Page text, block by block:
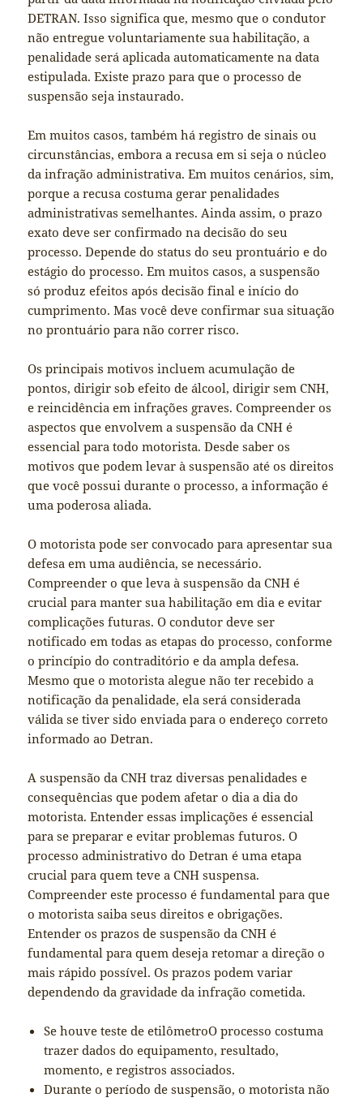
DETRAN. Isso significa que, mesmo que o condutor
não entregue voluntariamente sua habilitação, a
penalidade será aplicada automaticamente na data
estipulada. Existe prazo para que o processo de
suspensão seja instaurado.
Em muitos casos, também há registro de sinais ou
circunstâncias, embora a recusa em si seja o núcleo
da infração administrativa. Em muitos cenários, sim,
porque a recusa costuma gerar penalidades
administrativas semelhantes. Ainda assim, o prazo
exato deve ser confirmado na decisão do seu
processo. Depende do status do seu prontuário e do
estágio do processo. Em muitos casos, a suspensão
só produz efeitos após decisão final e início do
cumprimento. Mas você deve confirmar sua situação
no prontuário para não correr risco.
Os principais motivos incluem acumulação de
pontos, dirigir sob efeito de álcool, dirigir sem CNH,
e reincidência em infrações graves. Compreender os
aspectos que envolvem a suspensão da CNH é
essencial para todo motorista. Desde saber os
motivos que podem levar à suspensão até os direitos
que você possui durante o processo, a informação é
uma poderosa aliada.
O motorista pode ser convocado para apresentar sua
defesa em uma audiência, se necessário.
Compreender o que leva à suspensão da CNH é
crucial para manter sua habilitação em dia e evitar
complicações futuras. O condutor deve ser
notificado em todas as etapas do processo, conforme
o princípio do contraditório e da ampla defesa.
Mesmo que o motorista alegue não ter recebido a
notificação da penalidade, ela será considerada
válida se tiver sido enviada para o endereço correto
informado ao Detran.
A suspensão da CNH traz diversas penalidades e
consequências que podem afetar o dia a dia do
motorista. Entender essas implicações é essencial
para se preparar e evitar problemas futuros. O
processo administrativo do Detran é uma etapa
crucial para quem teve a CNH suspensa.
Compreender este processo é fundamental para que
o motorista saiba seus direitos e obrigações.
Entender os prazos de suspensão da CNH é
fundamental para quem deseja retomar a direção o
mais rápido possível. Os prazos podem variar
dependendo da gravidade da infração cometida.
Se houve teste de etilômetroO processo costuma
trazer dados do equipamento, resultado,
momento, e registros associados.
Durante o período de suspensão, o motorista não